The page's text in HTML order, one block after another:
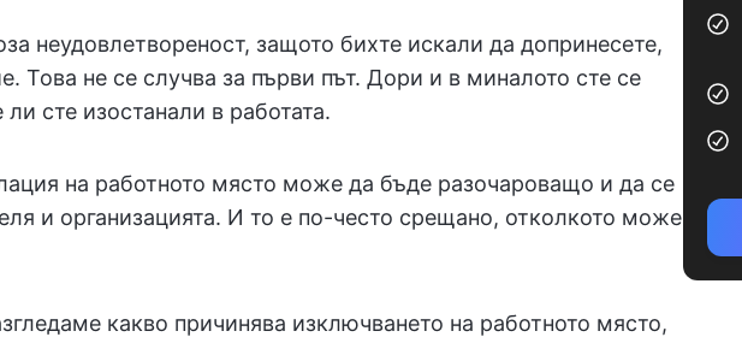
неудовлетвореност, защото бихте искали да допринесете,
Това не се случва за първи път. Дори и в миналото сте се
ли сте изостанали в работата.
на работното място може да бъде разочароващо и да се
и организацията. И то е по-често срещано, отколкото може
какво причинява изключването на работното място,